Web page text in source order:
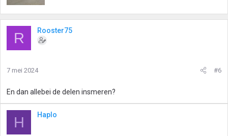
R Rooster75
7 mei 2024 #6
En dan allebei de delen insmeren?
H Haplo